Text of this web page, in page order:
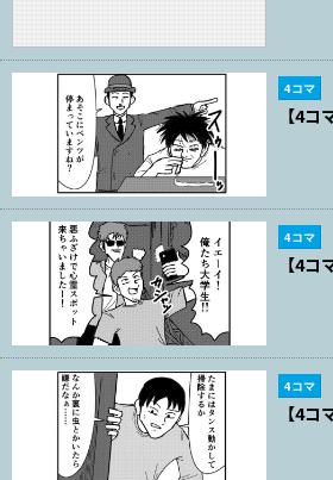
4コマ
【4コ
4コマ
【4
4コマ
【4コ